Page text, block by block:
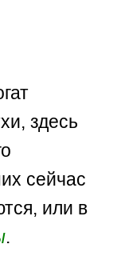
здесь
сейчас
или в
.